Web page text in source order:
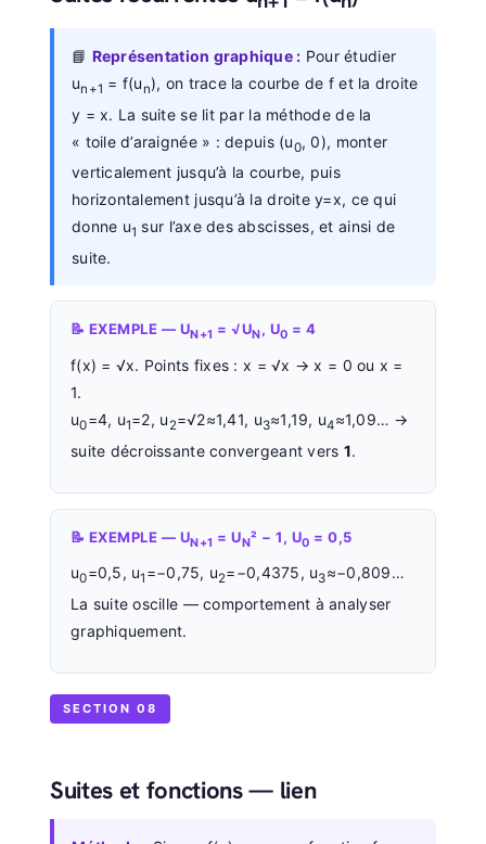
📘 Représentation graphique : Pour étudier
un+1 = f(un), on trace la courbe de f et la droite
y = x. La suite se lit par la méthode de la
« toile d’araignée » : depuis (u0, 0), monter
verticalement jusqu’à la courbe, puis
horizontalement jusqu’à la droite y=x, ce qui
donne u1 sur l’axe des abscisses, et ainsi de
suite.
📝 EXEMPLE — UN+1 = √UN, U0 = 4
f(x) = √x. Points fixes : x = √x → x = 0 ou x =
1.
u0=4, u1=2, u 2=√2≈1,41, u3≈1,19, u4≈1,09… →
suite décroissante convergeant vers 1.
📝 EXEMPLE — UN+1 = UN² − 1, U0 = 0,5
u0=0,5, u1 =−0,75, u2=−0,4375, u3≈−0,809…
La suite oscille — comportement à analyser
graphiquement.
SECTION 08
Suites et fonctions — lien